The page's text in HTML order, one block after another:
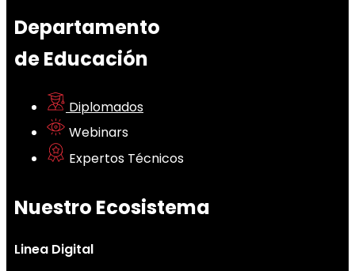
Departamento
de Educación
Diplomados
Webinars
Expertos Técnicos
Nuestro Ecosistema
Linea Digital